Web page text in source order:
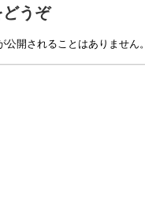
どうぞ
公開されることはありません。